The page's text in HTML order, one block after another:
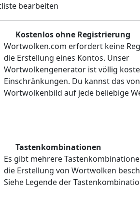
bearbeiten
Kostenlos ohne Registrierung
Wortwolken.com erfordert keine
die Erstellung eines Kontos. Unser
Wortwolkengenerator ist völlig
Einschränkungen. Du kannst das
Wortwolkenbild auf jede beliebige
Tastenkombinationen
Es gibt mehrere
die Erstellung von Wortwolken
Siehe Legende der